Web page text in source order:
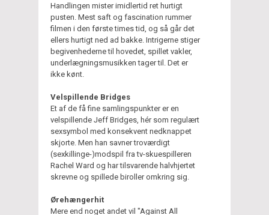
Handlingen mister imidlertid ret hurtigt
pusten. Mest saft og fascination rummer
filmen i den første times tid, og så går det
ellers hurtigt ned ad bakke. Intrigerne stiger
begivenhederne til hovedet, spillet vakler,
underlægningsmusikken tager til. Det er
ikke kønt.
Velspillende Bridges
Et af de få fine samlingspunkter er en
velspillende Jeff Bridges, hér som regulært
sexsymbol med konsekvent nedknappet
skjorte. Men han savner troværdigt
(sexkillinge-)modspil fra tv-skuespilleren
Rachel Ward og har tilsvarende halvhjertet
skrevne og spillede biroller omkring sig.
Ørehængerhit
Mere end noget andet vil "Against All